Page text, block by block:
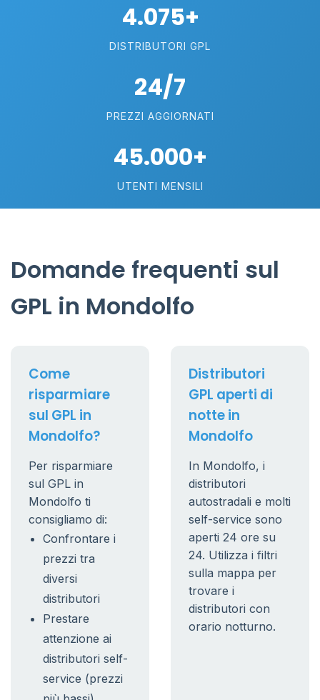
4.075+
DISTRIBUTORI GPL
24/7
PREZZI AGGIORNATI
45.000+
UTENTI MENSILI
Domande frequenti sul
GPL in Mondolfo
Come
risparmiare
sul GPL in
Mondolfo?
Per risparmiare
sul GPL in
Mondolfo ti
consigliamo di:
Confrontare i
prezzi tra
diversi
distributori
Prestare
attenzione ai
distributori self-
service (prezzi
Distributori
GPL aperti di
notte in
Mondolfo
In Mondolfo, i
distributori
autostradali e molti
self-service sono
aperti 24 ore su
24. Utilizza i filtri
sulla mappa per
trovare i
distributori con
orario notturno.